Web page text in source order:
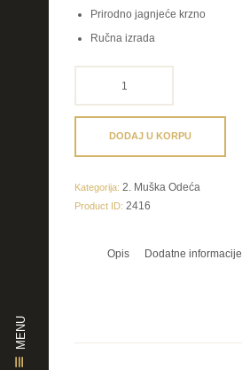
MENU
Prirodno jagnjeće krzno
Ručna izrada
DODAJ U KORPU
Kategorija: 2. Muška Odeća
Product ID: 2416
Opis Dodatne informacije